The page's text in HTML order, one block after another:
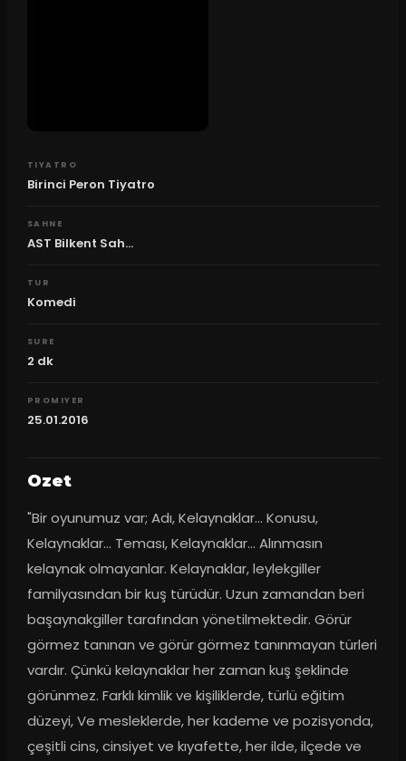
TIYATRO
Birinci Peron Tiyatro
SAHNE
AST Bilkent Sah...
TUR
Komedi
SURE
2 dk
PROMIYER
25.01.2016
Ozet
"Bir oyunumuz var; Adı, Kelaynaklar... Konusu,
Kelaynaklar... Teması, Kelaynaklar... Alınmasın
kelaynak olmayanlar. Kelaynaklar, leylekgiller
familyasından bir kuş türüdür. Uzun zamandan beri
başaynakgiller tarafından yönetilmektedir. Görür
görmez tanınan ve görür görmez tanınmayan türleri
vardır. Çünkü kelaynaklar her zaman kuş şeklinde
görünmez. Farklı kimlik ve kişiliklerde, türlü eğitim
düzeyi, Ve mesleklerde, her kademe ve pozisyonda,
çeşitli cins, cinsiyet ve kıyafette, her ilde, ilçede ve